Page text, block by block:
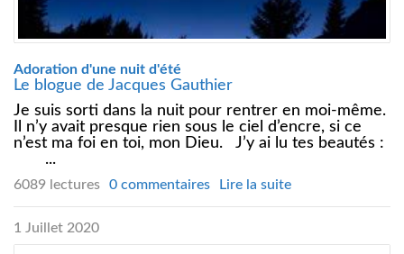
Adoration d'une nuit d'été
Le blogue de Jacques Gauthier
Je suis sorti dans la nuit pour rentrer en moi-même.
Il n’y avait presque rien sous le ciel d’encre, si ce
n’est ma foi en toi, mon Dieu. J’y ai lu tes beautés :
...
6089 lectures 0 commentaires Lire la suite
1 Juillet 2020